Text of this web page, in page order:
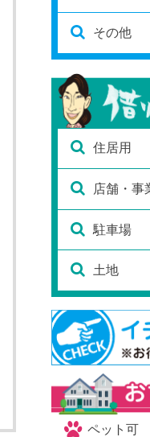
その他
住居用
店舗・事
駐車場
土地
ペット可